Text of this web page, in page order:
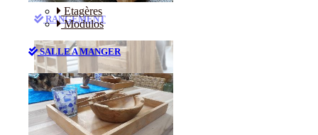
Etagères
Modulos
SALLE A MANGER
RANGEMENT